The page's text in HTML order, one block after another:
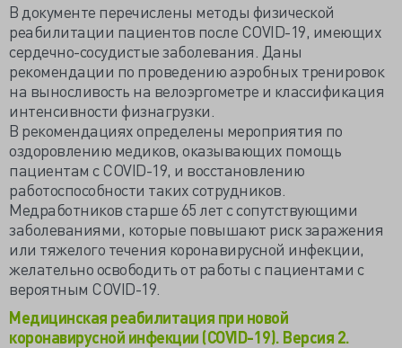
В документе перечислены методы физической
реабилитации пациентов после COVID-19, имеющих
сердечно-сосудистые заболевания. Даны
рекомендации по проведению аэробных тренировок
на выносливость на велоэргометре и классификация
интенсивности физнагрузки.
В рекомендациях определены мероприятия по
оздоровлению медиков, оказывающих помощь
пациентам с COVID-19, и восстановлению
работоспособности таких сотрудников.
Медработников старше 65 лет с сопутствующими
заболеваниями, которые повышают риск заражения
или тяжелого течения коронавирусной инфекции,
желательно освободить от работы с пациентами с
вероятным COVID-19.
Медицинская реабилитация при новой
коронавирусной инфекции (COVID-19). Версия 2.